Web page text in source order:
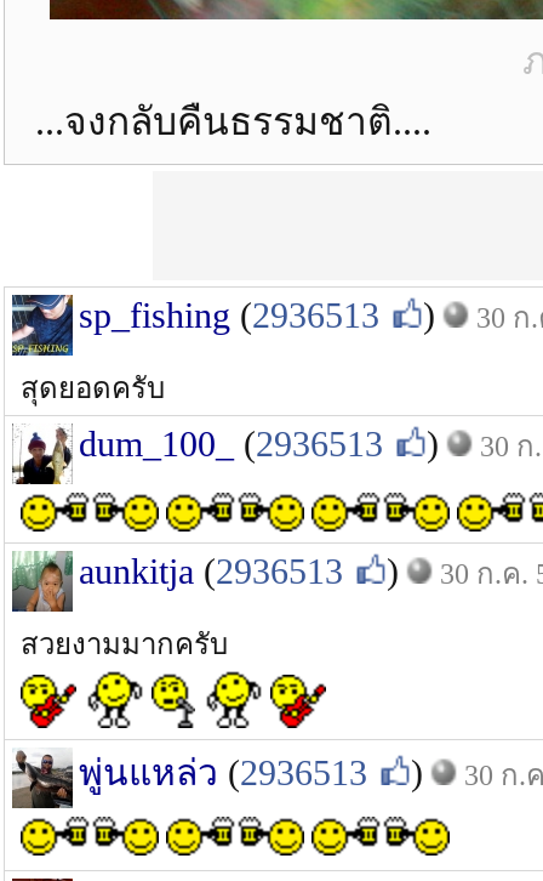
...จงกลับคืนธรรมชาติ....
sp_fishing (2936513 ) 30 ก
สุดยอดครับ
dum_100_ (2936513 ) 30 ก
aunkitja (2936513 ) 30 ก.ค.
สวยงามมากครับ
พู่นแหล่ว (2936513 ) 30 ก.